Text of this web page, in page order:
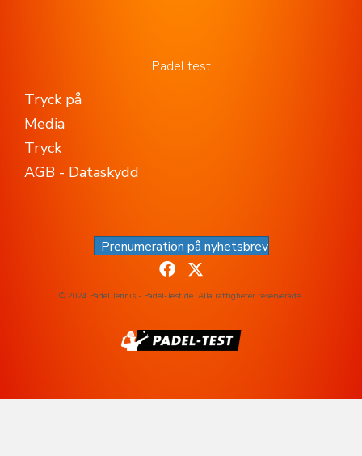
Padel test
Tryck på
Media
Tryck
AGB - Dataskydd
Prenumeration på nyhetsbrev
© 2024 Padel Tennis - Padel-Test.de. Alla rättigheter reserverade.